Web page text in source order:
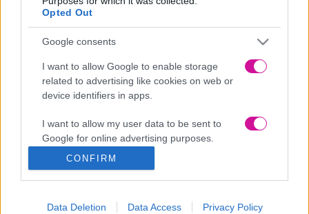
Opted Out
Google consents
I want to allow Google to enable storage
related to advertising like cookies on web or
device identifiers in apps.
I want to allow my user data to be sent to
Google for online advertising purposes.
I want to allow Google to send me
personalized advertising.
I want to allow Google to enable storage
CONFIRM
Data Deletion Data Access Privacy Policy
παρακάτω.
Ακολουθείτε στο Instagram τονFresh96.1SKGκαι
τοxtypato
Facebook:xtypato
Instagram:xtypato
ΤΟ 7ο Χλμ. Θεσσαλονίκης Λαγκαδά, έναντι ΤΙΤΑΝ, σε
διαφορετική περίπτωση γίνετε αποστολή με χρέωση παραλήπτη.
Νικητές: Χριστίνα Πετκίδου,
Γιάννης Τζόγας, Μαρία Βουρλιδάκη
Events